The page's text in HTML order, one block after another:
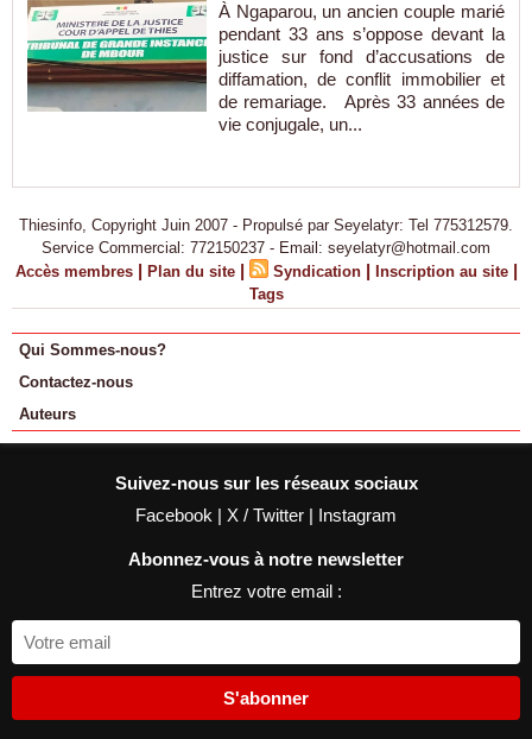
À Ngaparou, un ancien couple marié
pendant 33 ans s’oppose devant la
justice sur fond d’accusations de
diffamation, de conflit immobilier et
de remariage. Après 33 années de
vie conjugale, un...
Thiesinfo, Copyright Juin 2007 - Propulsé par Seyelatyr: Tel 775312579.
Service Commercial: 772150237 - Email: seyelatyr@hotmail.com
Accès membres | Plan du site | Syndication | Inscription au site |
Tags
Qui Sommes-nous?
Contactez-nous
Auteurs
Suivez-nous sur les réseaux sociaux
Facebook | X / Twitter | Instagram
Abonnez-vous à notre newsletter
Entrez votre email :
S'abonner